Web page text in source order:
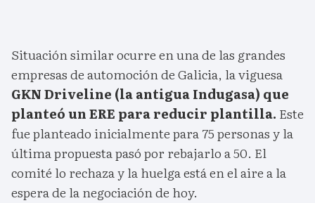
Situación similar ocurre en una de las grandes
empresas de automoción de Galicia, la viguesa
GKN Driveline (la antigua Indugasa) que
planteó un ERE para reducir plantilla. Este
fue planteado inicialmente para 75 personas y la
última propuesta pasó por rebajarlo a 50. El
comité lo rechaza y la huelga está en el aire a la
espera de la negociación de hoy.